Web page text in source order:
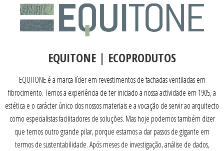
EQUITONE | ECOPRODUTOS
EQUITONE é a marca líder em revestimentos de fachadas ventiladas em
fibrocimento. Temos a experiência de ter iniciado a nossa actividade em 1905, a
estética e o carácter único dos nossos materiais e a vocação de servir ao arquitecto
como especialistas facilitadores de soluções. Mas hoje podemos também dizer
que temos outro grande pilar, porque estamos a dar passos de gigante em
termos de sustentabilidade. Após meses de investigação, análise de dados,